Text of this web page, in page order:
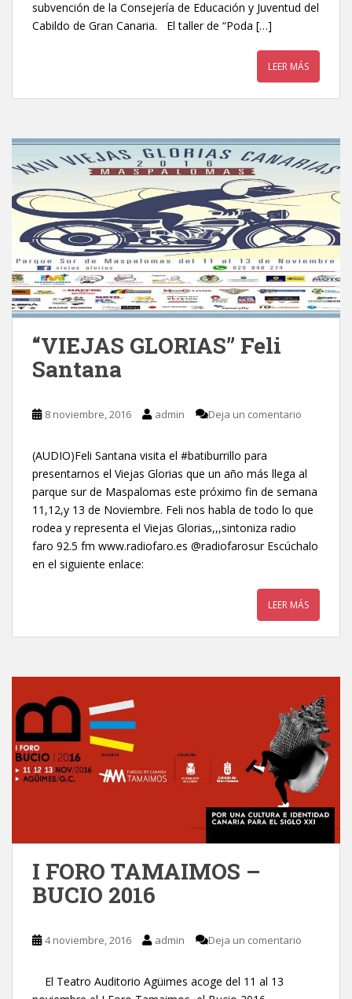
subvención de la Consejería de Educación y Juventud del
Cabildo de Gran Canaria. El taller de “Poda […]
LEER MÁS
“VIEJAS GLORIAS” Feli
Santana
8 noviembre, 2016 admin Deja un comentario
(AUDIO)Feli Santana visita el #batiburrillo para
presentarnos el Viejas Glorias que un año más llega al
parque sur de Maspalomas este próximo fin de semana
11,12,y 13 de Noviembre. Feli nos habla de todo lo que
rodea y representa el Viejas Glorias,,,sintoniza radio
faro 92.5 fm www.radiofaro.es @radiofarosur Escúchalo
en el siguiente enlace:
LEER MÁS
I FORO TAMAIMOS –
BUCIO 2016
4 noviembre, 2016 admin Deja un comentario
El Teatro Auditorio Agüimes acoge del 11 al 13